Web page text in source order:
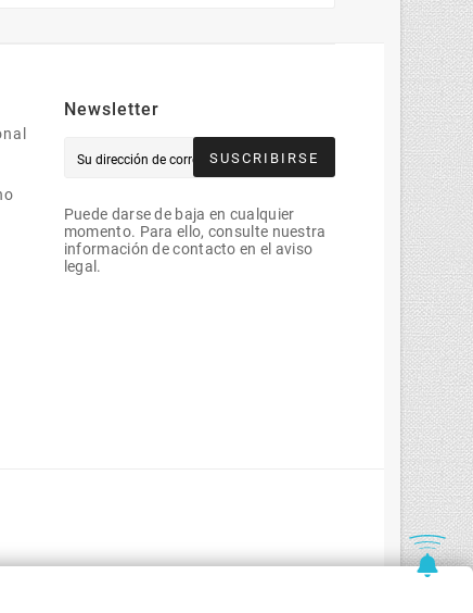
Newsletter
SUSCRIBIRSE
Puede darse de baja en cualquier
momento. Para ello, consulte nuestra
información de contacto en el aviso
legal.